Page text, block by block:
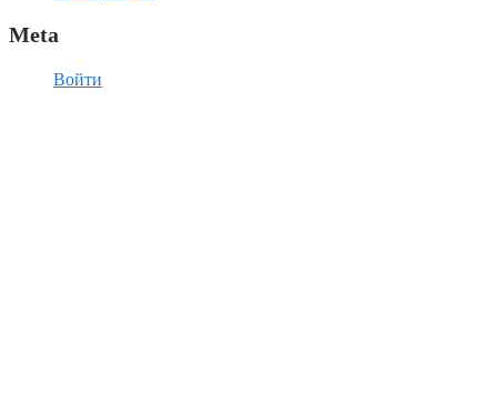
Meta
Войти